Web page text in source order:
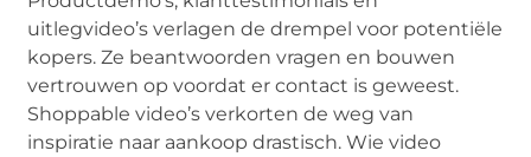
uitlegvideo’s verlagen de drempel voor potentiële
kopers. Ze beantwoorden vragen en bouwen
vertrouwen op voordat er contact is geweest.
Shoppable video’s verkorten de weg van
inspiratie naar aankoop drastisch. Wie video